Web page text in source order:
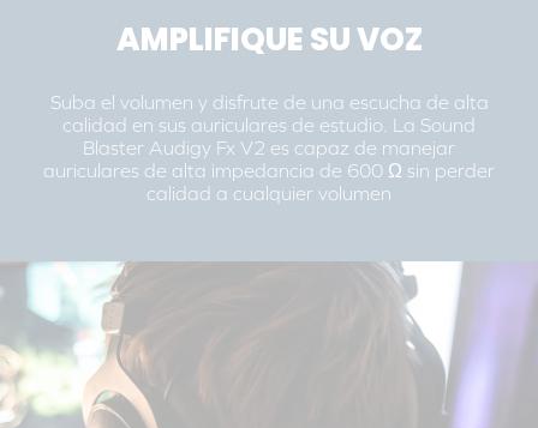
AMPLIFIQUE SU VOZ
Suba el volumen y disfrute de una escucha de alta
calidad en sus auriculares de estudio. La Sound
Blaster Audigy Fx V2 es capaz de manejar
auriculares de alta impedancia de 600 Ω sin perder
calidad a cualquier volumen